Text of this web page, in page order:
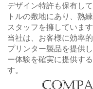
デザイン特許も保有し
トルの敷地にあり、熟
スタッフを擁しています
当社は、お客様に効率
プリンター製品を提供
ー体験を確実に提供す
す。